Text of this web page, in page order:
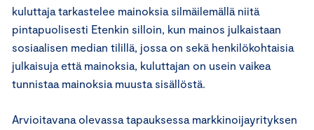
kuluttaja tarkastelee mainoksia silmäilemällä niitä
pintapuolisesti Etenkin silloin, kun mainos julkaistaan
sosiaalisen median tilillä, jossa on sekä henkilökohtaisia
julkaisuja että mainoksia, kuluttajan on usein vaikea
tunnistaa mainoksia muusta sisällöstä.
Arvioitavana olevassa tapauksessa markkinoijayrityksen